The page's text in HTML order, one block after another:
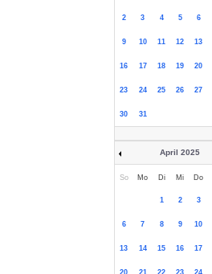
2 3 4 5 6
9 10 11 12 13
16 17 18 19 20
23 24 25 26 27
30 31
April 2025
So Mo Di Mi Do
1 2 3
6 7 8 9 10
13 14 15 16 17